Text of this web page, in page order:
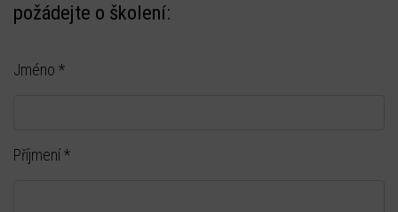
požádejte o školení:
Jméno *
Příjmení *